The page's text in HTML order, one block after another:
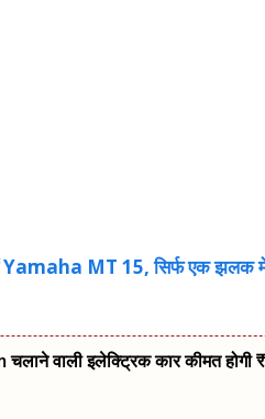
हैं Yamaha MT 15, सिर्फ एक झलक
वाली इलेक्ट्रिक कार कीमत